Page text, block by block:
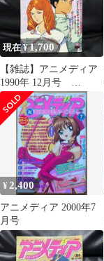
現在 ¥1,700
【雑誌】アニメディア
1990年 12月号
animedia
¥2,400
アニメディア 2000年7
月号